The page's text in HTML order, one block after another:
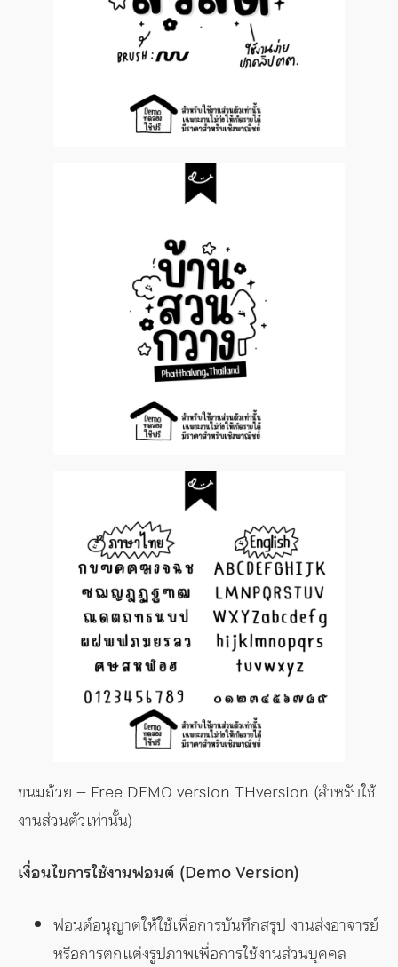
ขนมถ้วย – Free DEMO version THversion (สำหรับใช้
งานส่วนตัวเท่านั้น)
เงื่อนไขการใช้งานฟอนต์ (Demo Version)
ฟอนต์อนุญาตให้ใช้เพื่อการบันทึกสรุป งานส่งอาจารย์
หรือการตกแต่งรูปภาพเพื่อการใช้งานส่วนบุคคล